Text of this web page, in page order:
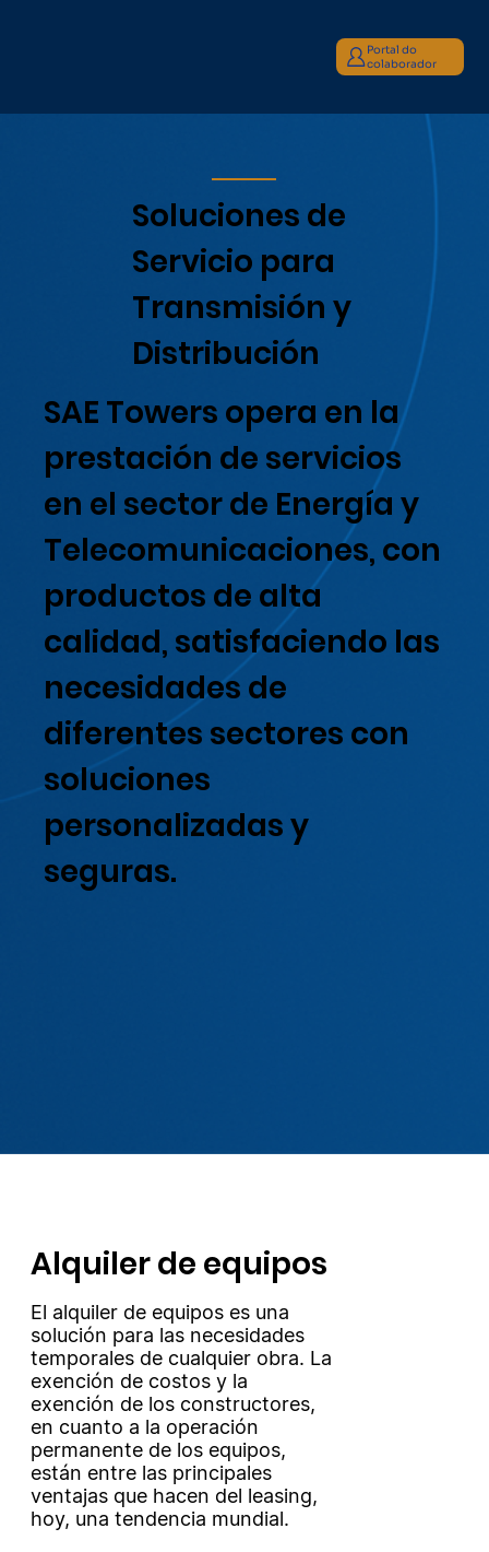
Portal do
colaborador
SAE Towers opera en la
prestación de servicios
en el sector de Energía y
Telecomunicaciones, con
productos de alta
calidad, satisfaciendo las
necesidades de
diferentes sectores con
soluciones
personalizadas y
seguras.
Soluciones de
Servicio para
Transmisión y
Distribución
El alquiler de equipos es una
solución para las necesidades
temporales de cualquier obra. La
exención de costos y la
exención de los constructores,
en cuanto a la operación
permanente de los equipos,
están entre las principales
ventajas que hacen del leasing,
hoy, una tendencia mundial.
Alquiler de equipos